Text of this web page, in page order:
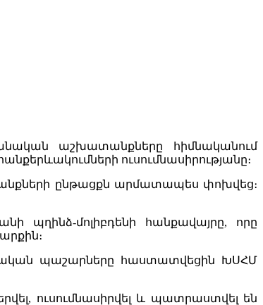
աշխատանքները հիմնականում
ուսումնասիրությանը։
ընթացքն արմատապես փոխվեց։
պղինձ-մոլիբդենի հանքավայրը, որը
պաշարները հաստատվեցին ԽՍՀՄ
ուսումնասիրվել և պատրաստվել են